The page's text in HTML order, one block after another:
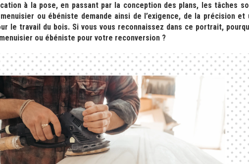
à la pose, en passant par la conception des plans, les tâches
ou ébéniste demande ainsi de l’exigence, de la précision et
le travail du bois. Si vous vous reconnaissez dans ce portrait,
ou ébéniste pour votre reconversion ?